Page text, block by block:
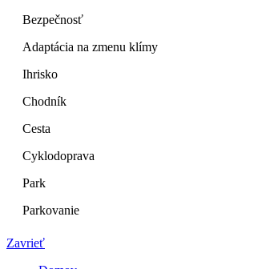
Bezpečnosť
Adaptácia na zmenu klímy
Ihrisko
Chodník
Cesta
Cyklodoprava
Park
Parkovanie
Zavrieť